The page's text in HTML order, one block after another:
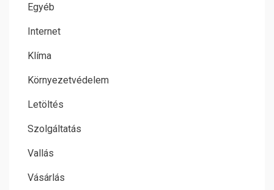
Egyéb
Internet
Klíma
Környezetvédelem
Letöltés
Szolgáltatás
Vallás
Vásárlás